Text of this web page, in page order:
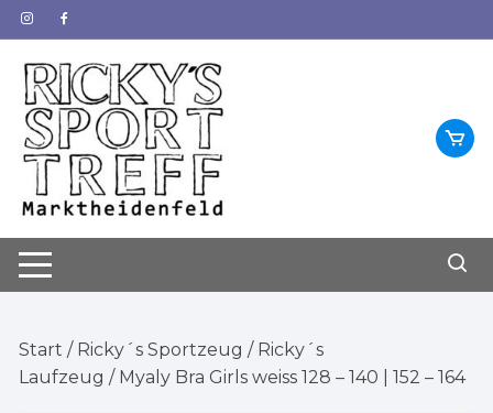
Zum
Inhalt
springen
Start / Ricky´s Sportzeug / Ricky´s
Laufzeug / Myaly Bra Girls weiss 128 – 140 | 152 – 164